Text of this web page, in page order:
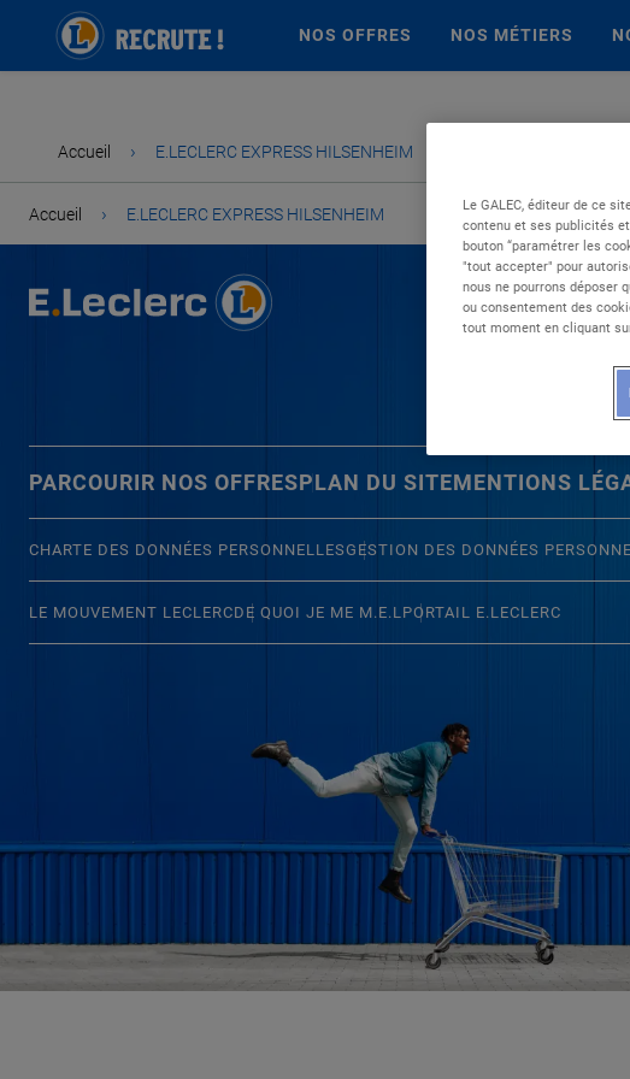
NOS OFFRES NOS MÉTIERS
Accueil › E.LECLERC EXPRESS HILSENHEIM
Accueil › E.LECLERC EXPRESS HILSENHEIM
PARCOURIR NOS OFFRESPLAN DU SITEMENTIONS
CHARTE DES DONNÉES PERSONNELLESGESTION DES DONNÉES
LE MOUVEMENT LECLERCDE QUOI JE ME M.E.LPORTAIL E.LECLERC
Le GALEC, éditeur de ce
contenu et ses publicités
bouton “paramétrer les
"tout accepter" pour
nous ne pourrons déposer
ou consentement des
tout moment en cliquant